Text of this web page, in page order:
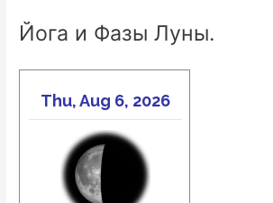
Йога и Фазы Луны.